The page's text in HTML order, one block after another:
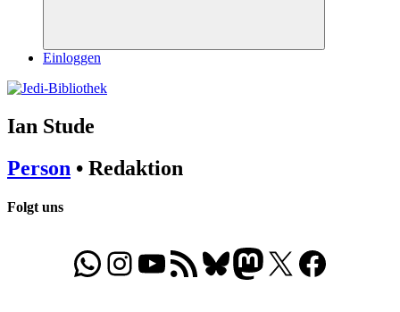
Suchen
Einloggen
Ian Stude
Person • Redaktion
Folgt uns
WhatsApp
Folgt uns auf Instagram
Besucht unseren YouTube-Kanal
RSS-FeedBluesky
Folgt uns auf Mastodon
X Folgt uns auf